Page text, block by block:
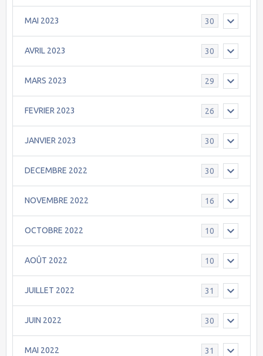
MAI 2023 30
AVRIL 2023 30
MARS 2023 29
FEVRIER 2023 26
JANVIER 2023 30
DECEMBRE 2022 30
NOVEMBRE 2022 16
OCTOBRE 2022 10
AOÛT 2022 10
JUILLET 2022 31
JUIN 2022 30
MAI 2022 31